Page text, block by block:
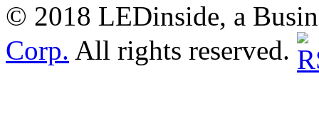
© 2018 LEDinside, a
Corp. All rights reserved.